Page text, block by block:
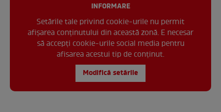
INFORMARE
Setările tale privind cookie-urile nu permit
afișarea conținutului din această zonă. E necesar
să accepți cookie-urile social media pentru
afisarea acestui tip de conținut.
Modifică setările